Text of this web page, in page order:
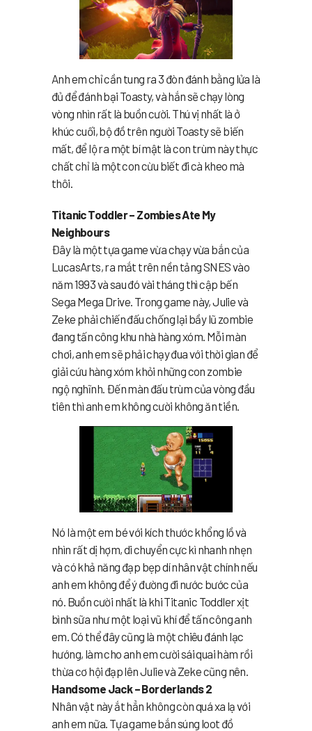
Anh em chỉ cần tung ra 3 đòn đánh bằng lửa là
đủ để đánh bại Toasty, và hắn sẽ chạy lòng
vòng nhìn rất là buồn cười. Thú vị nhất là ở
khúc cuối, bộ đồ trên người Toasty sẽ biến
mất, để lộ ra một bí mật là con trùm này thực
chất chỉ là một con cừu biết đi cà kheo mà
thôi.
Titanic Toddler – Zombies Ate My
Neighbours
Đây là một tựa game vừa chạy vừa bắn của
LucasArts, ra mắt trên nền tảng SNES vào
năm 1993 và sau đó vài tháng thì cập bến
Sega Mega Drive. Trong game này, Julie và
Zeke phải chiến đấu chống lại bầy lũ zombie
đang tấn công khu nhà hàng xóm. Mỗi màn
chơi, anh em sẽ phải chạy đua với thời gian để
giải cứu hàng xóm khỏi những con zombie
ngộ nghĩnh. Đến màn đấu trùm của vòng đầu
tiên thì anh em không cười không ăn tiền.
Nó là một em bé với kích thước khổng lồ và
nhìn rất dị hợm, di chuyển cực kì nhanh nhẹn
và có khả năng đạp bẹp dí nhân vật chính nếu
anh em không để ý đường đi nước bước của
nó. Buồn cười nhất là khi Titanic Toddler xịt
bình sữa như một loại vũ khí để tấn công anh
em. Có thể đây cũng là một chiêu đánh lạc
hướng, làm cho anh em cười sái quai hàm rồi
thừa cơ hội đạp lên Julie và Zeke cũng nên.
Handsome Jack – Borderlands 2
Nhân vật này ắt hẳn không còn quá xa lạ với
anh em nữa. Tựa game bắn súng loot đồ